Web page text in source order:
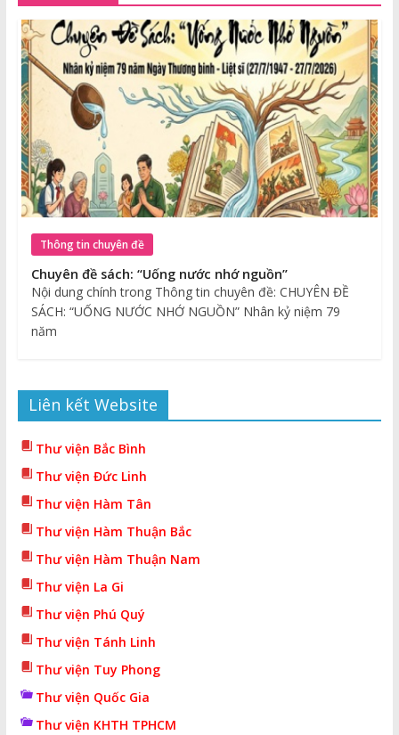
Thông tin chuyên đề
Chuyên đề sách: “Uống nước nhớ nguồn”
Nội dung chính trong Thông tin chuyên đề: CHUYÊN ĐỀ
SÁCH: “UỐNG NƯỚC NHỚ NGUỒN” Nhân kỷ niệm 79
năm
Liên kết Website
Thư viện Bắc Bình
Thư viện Đức Linh
Thư viện Hàm Tân
Thư viện Hàm Thuận Bắc
Thư viện Hàm Thuận Nam
Thư viện La Gi
Thư viện Phú Quý
Thư viện Tánh Linh
Thư viện Tuy Phong
Thư viện Quốc Gia
Thư viện KHTH TPHCM